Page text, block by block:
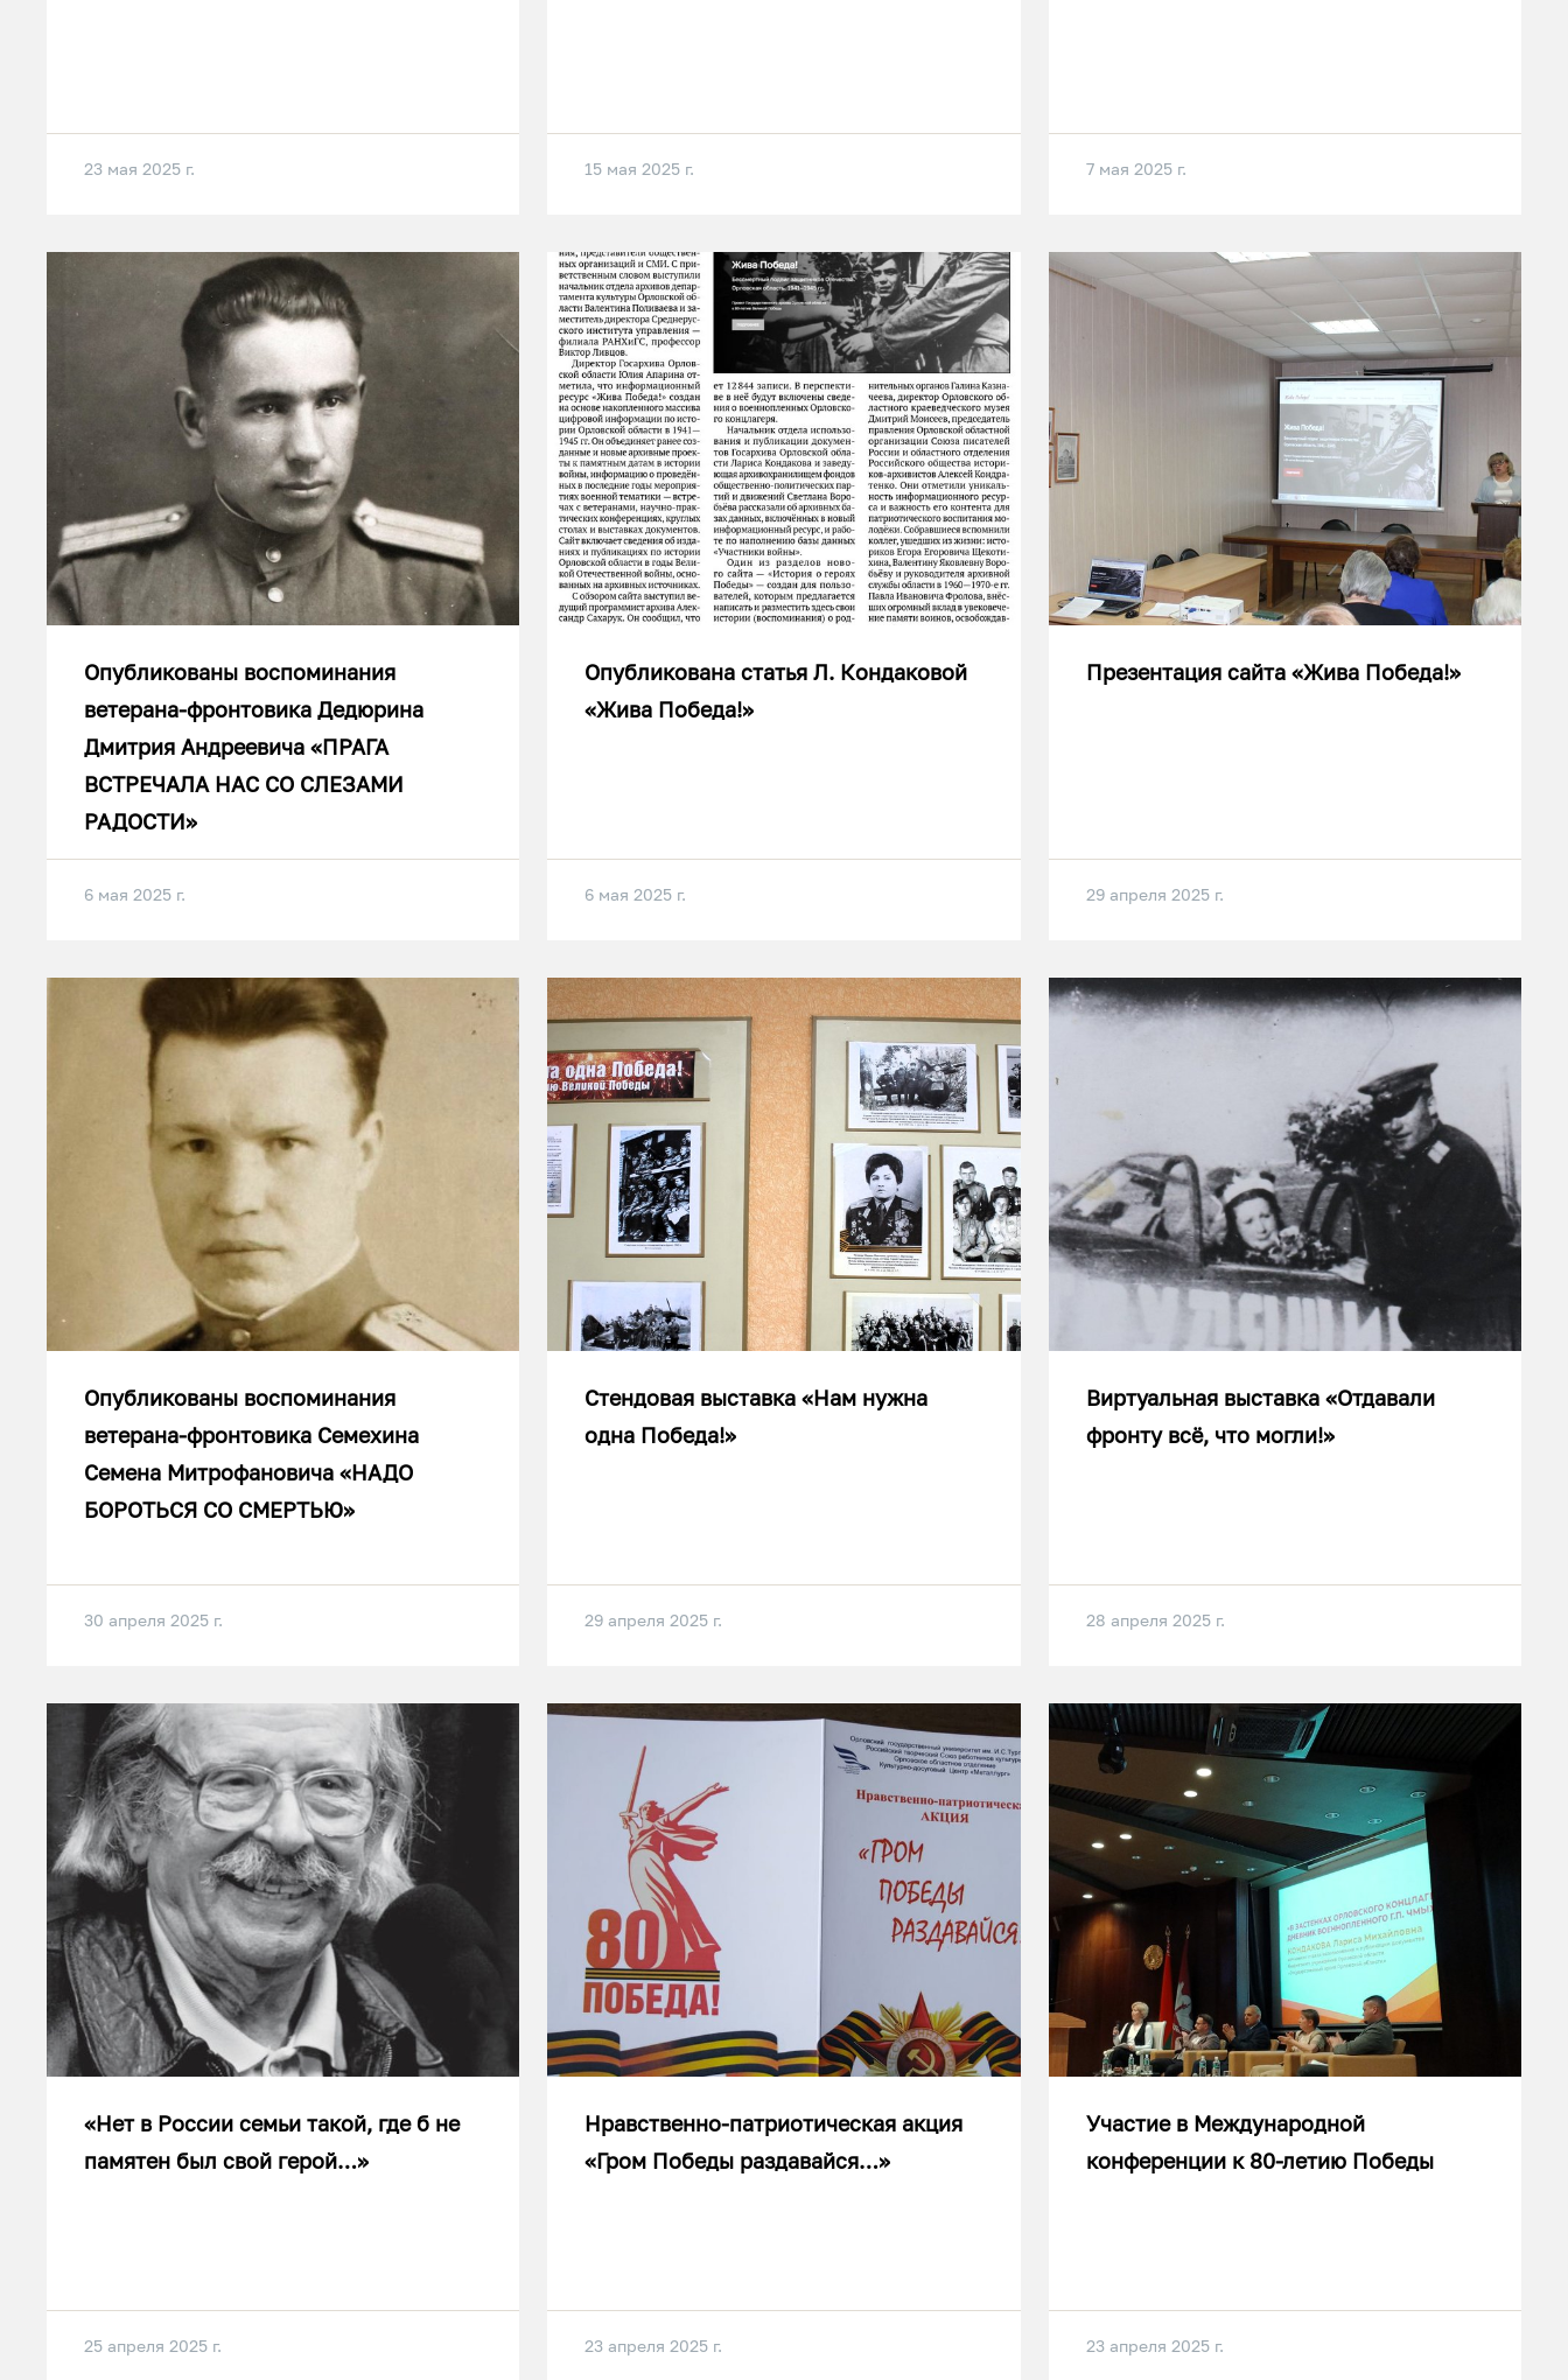
23 мая 2025 г. 15 мая 2025 г. 7 мая 2025 г.
Опубликованы воспоминания
ветерана-фронтовика Дедюрина
Дмитрия Андреевича «ПРАГА
ВСТРЕЧАЛА НАС СО СЛЕЗАМИ
РАДОСТИ»
6 мая 2025 г.
Опубликована статья Л. Кондаковой
«Жива Победа!»
6 мая 2025 г.
Презентация сайта «Жива Победа!»
29 апреля 2025 г.
Опубликованы воспоминания
ветерана-фронтовика Семехина
Семена Митрофановича «НАДО
БОРОТЬСЯ СО СМЕРТЬЮ»
30 апреля 2025 г.
Стендовая выставка «Нам нужна
одна Победа!»
29 апреля 2025 г.
Виртуальная выставка «Отдавали
фронту всё, что могли!»
28 апреля 2025 г.
«Нет в России семьи такой, где б не
памятен был свой герой…»
25 апреля 2025 г.
Нравственно-патриотическая акция
«Гром Победы раздавайся…»
23 апреля 2025 г.
Участие в Международной
конференции к 80-летию Победы
23 апреля 2025 г.